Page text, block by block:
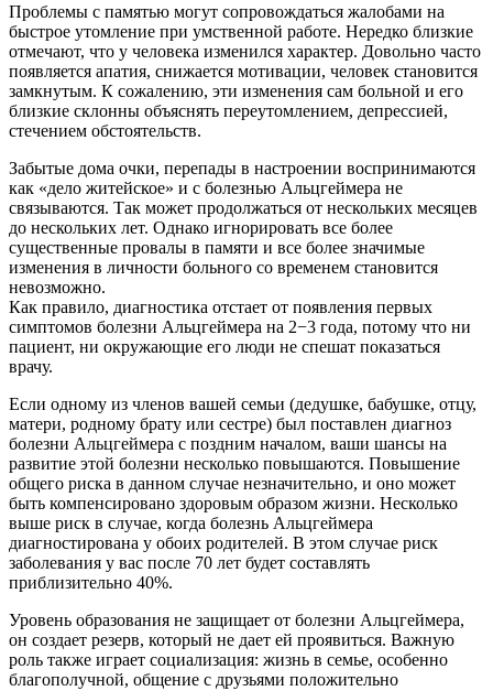
Проблемы с памятью могут сопровождаться жалобами на
быстрое утомление при умственной работе. Нередко близкие
отмечают, что у человека изменился характер. Довольно часто
появляется апатия, снижается мотивации, человек становится
замкнутым. К сожалению, эти изменения сам больной и его
близкие склонны объяснять переутомлением, депрессией,
стечением обстоятельств.
Забытые дома очки, перепады в настроении воспринимаются
как «дело житейское» и с болезнью Альцгеймера не
связываются. Так может продолжаться от нескольких месяцев
до нескольких лет. Однако игнорировать все более
существенные провалы в памяти и все более значимые
изменения в личности больного со временем становится
невозможно.
Как правило, диагностика отстает от появления первых
симптомов болезни Альцгеймера на 2−3 года, потому что ни
пациент, ни окружающие его люди не спешат показаться
врачу.
Если одному из членов вашей семьи (дедушке, бабушке, отцу,
матери, родному брату или сестре) был поставлен диагноз
болезни Альцгеймера с поздним началом, ваши шансы на
развитие этой болезни несколько повышаются. Повышение
общего риска в данном случае незначительно, и оно может
быть компенсировано здоровым образом жизни. Несколько
выше риск в случае, когда болезнь Альцгеймера
диагностирована у обоих родителей. В этом случае риск
заболевания у вас после 70 лет будет составлять
приблизительно 40%.
Уровень образования не защищает от болезни Альцгеймера,
он создает резерв, который не дает ей проявиться. Важную
роль также играет социализация: жизнь в семье, особенно
благополучной, общение с друзьями положительно